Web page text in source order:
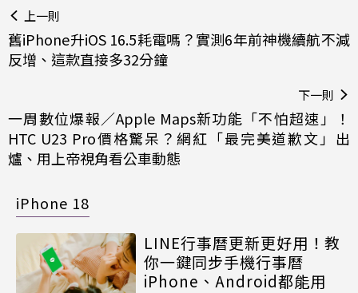
上一則
舊iPhone升iOS 16.5耗電嗎？實測6年前神機續航不減
反增、這款直接多32分鐘
下一則
一周數位爆報／Apple Maps新功能「不怕超速」！
HTC U23 Pro價格驚呆？網紅「最完美道歉文」出
爐、用上帝視角看公車動態
iPhone 18
LINE行事曆更新更好用！教
你一鍵同步手機行事曆
iPhone、Android都能用